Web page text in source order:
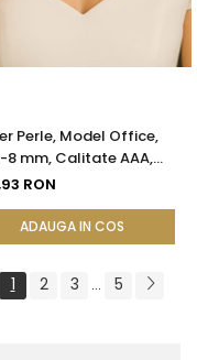
Perle, Model Office,
8 mm, Calitate AAA,
| KASKADDA®
RON
ADAUGA IN COS
1 2 3 ... 5